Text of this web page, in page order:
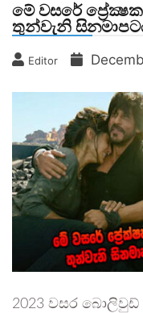
මේ වසරේ
තුන්වැනි
Editor
2023 වසර